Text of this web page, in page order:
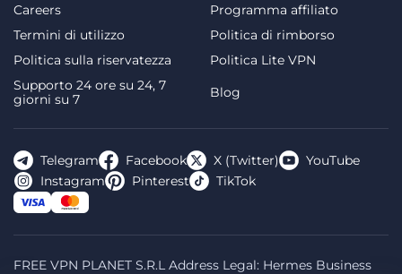
Careers
Programma affiliato
Termini di utilizzo
Politica di rimborso
Politica sulla riservatezza
Politica Lite VPN
Supporto 24 ore su 24, 7
giorni su 7
Blog
Telegram Facebook X (Twitter)
YouTube
Instagram
Pinterest TikTok
FREE VPN PLANET S.R.L Address Legal: Hermes Business